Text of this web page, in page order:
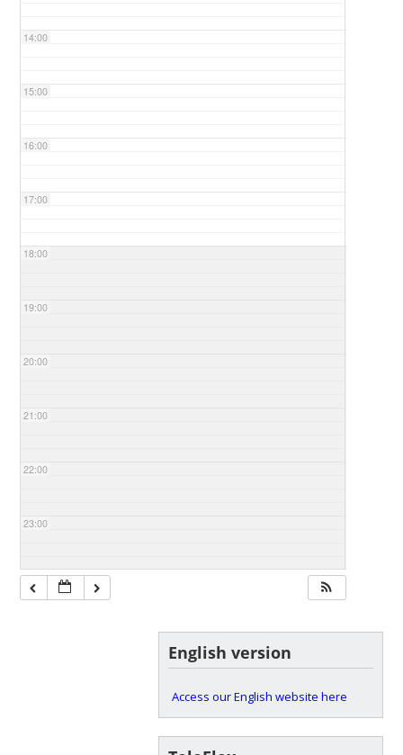
14:00
15:00
16:00
17:00
18:00
19:00
20:00
21:00
22:00
23:00
English version
Access our English website here